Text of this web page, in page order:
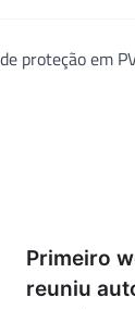
proteção em
Primeiro
reuniu